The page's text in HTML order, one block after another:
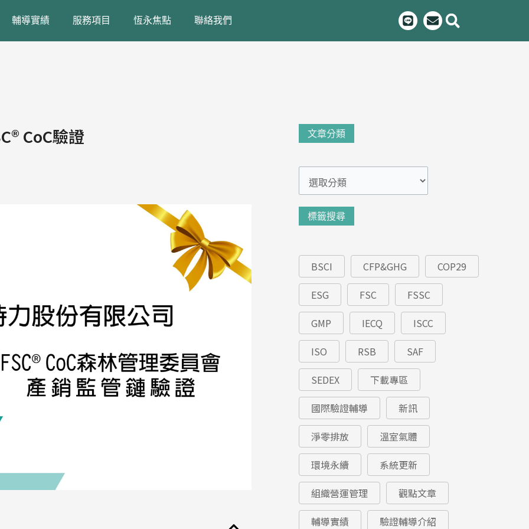
輔導實績 服務項目 恆永焦點 聯絡我們
L
i
n
E
n
v
CoC驗證 文章分類
章
標籤搜尋
BSCI CFP&GHG
COP29
ESG
FSC
FSSC
GMP
IECQ
ISCC
ISO
RSB
SAF
SEDEX
下載專區
國際驗證輔導
新訊
淨零排放
溫室氣體
環境永續
系統更新
組織營運管理
觀點文章
輔導實績
驗證輔導介紹